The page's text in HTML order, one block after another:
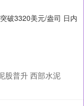
破3320美元/盎司 日内
股普升 西部水泥